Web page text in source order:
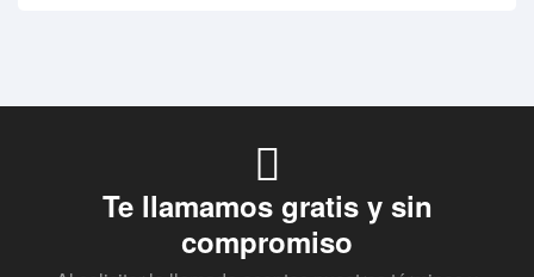
Te llamamos gratis y sin
compromiso